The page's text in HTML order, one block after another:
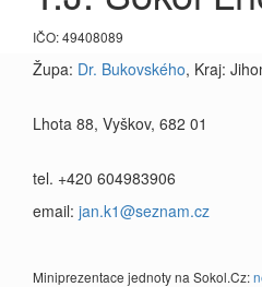
IČO: 49408089
Župa: Dr. Bukovského, Kraj:
Lhota 88, Vyškov, 682 01
tel. +420 604983906
email: jan.k1@seznam.cz
Miniprezentace jednoty na Sokol.Cz: